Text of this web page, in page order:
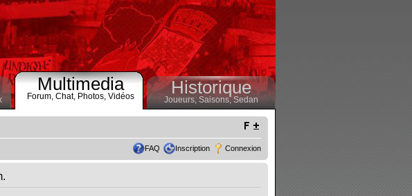
Multimedia
Forum, Chat, Photos, Vidéos Historique
Joueurs, Saisons,Sedan
FAQ Inscription Connexion